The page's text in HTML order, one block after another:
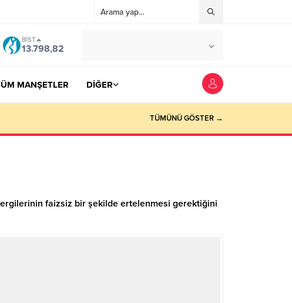
BIST
13.798,82
MANŞETLER DİĞER
TÜMÜNÜ GÖSTER →
faizsiz bir şekilde ertelenmesi gerektiğini